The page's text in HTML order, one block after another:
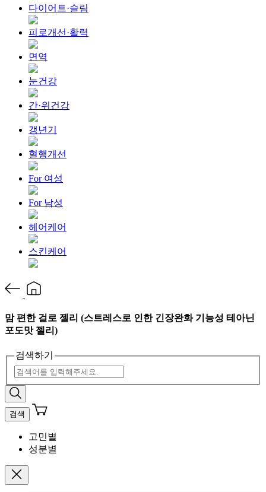
다이어트·슬림
피로개선·활력
면역
눈건강
간·위건강
갱년기
혈행개선
For 여성
For 남성
헤어케어
스킨케어
맘 편한 걸로 젤리 (스트레스로 인한 긴장완화 기능성 테아닌
포도맛 젤리)
검색하기
검색
고민별
성분별